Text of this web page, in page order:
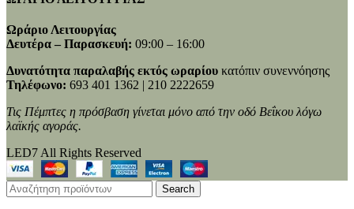
Ωράριο Λειτουργίας
Δευτέρα – Παρασκευή: 09:00 – 16:00
Δυνατότητα παραλαβής εκτός ωραρίου κατόπιν συνεννόησης
Τηλέφωνο: 693 401 1362 | 210 2222659
Τις Πέμπτες η πρόσβαση γίνεται μόνο από την οδό Βεΐκου λόγω
λαϊκής αγοράς.
LED7 All Rights Reserved
Search